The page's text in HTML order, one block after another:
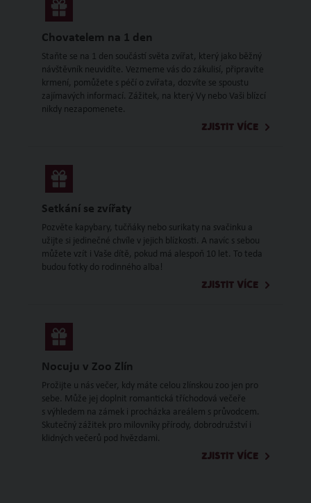
Chovatelem na 1 den
Staňte se na 1 den součástí světa zvířat, který jako běžný
návštěvník neuvidíte. Vezmeme vás do zákulisí, připravíte
krmení, pomůžete s péčí o zvířata, dozvíte se spoustu
zajímavých informací. Zážitek, na který Vy nebo Vaši blízcí
nikdy nezapomenete.
ZJISTIT VÍCE
Setkání se zvířaty
Pozvěte kapybary, tučňáky nebo surikaty na svačinku a
užijte si jedinečné chvíle v jejich blízkosti. A navíc s sebou
můžete vzít i Vaše dítě, pokud má alespoň 10 let. To teda
budou fotky do rodinného alba!
ZJISTIT VÍCE
Nocuju v Zoo Zlín
Prožijte u nás večer, kdy máte celou zlínskou zoo jen pro
sebe. Může jej doplnit romantická tříchodová večeře
s výhledem na zámek i procházka areálem s průvodcem.
Skutečný zážitek pro milovníky přírody, dobrodružství i
klidných večerů pod hvězdami.
ZJISTIT VÍCE